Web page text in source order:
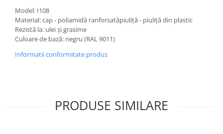
Model: I108
Material: cap - poliamidă ranforsatăpiuliță - piuliță din plastic
Rezistă la: ulei și grasime
Culoare de bază: negru (RAL 9011)
Informatii conformitate produs
PRODUSE SIMILARE